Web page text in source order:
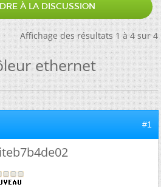
À LA DISCUSSION
Affichage des résultats 1 à 4 sur 4
ethernet
#1